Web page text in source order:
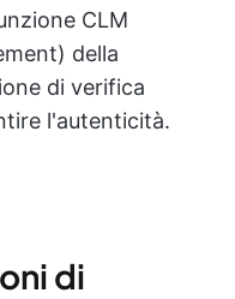
CLM
della
di verifica
l'autenticità.
di